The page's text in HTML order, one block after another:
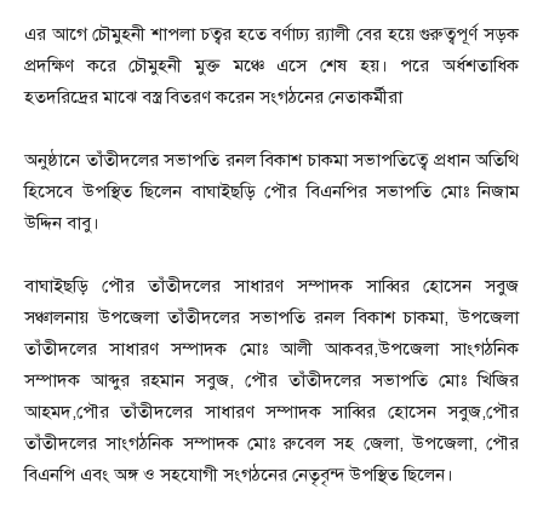
এর আগে চৌমুহনী শাপলা চত্বর হতে বর্ণাঢ্য র‍্যালী বের হয়ে গুরুত্বপূর্ণ সড়ক
প্রদক্ষিণ করে চৌমুহনী মুক্ত মঞ্চে এসে শেষ হয়। পরে অর্ধশতাধিক
হতদরিদ্রের মাঝে বস্ত্র বিতরণ করেন সংগঠনের নেতাকর্মীরা
অনুষ্ঠানে তাঁতীদলের সভাপতি রনল বিকাশ চাকমা সভাপতিত্বে প্রধান অতিথি
হিসেবে উপস্থিত ছিলেন বাঘাইছড়ি পৌর বিএনপির সভাপতি মোঃ নিজাম
উদ্দিন বাবু।
বাঘাইছড়ি পৌর তাঁতীদলের সাধারণ সম্পাদক সাব্বির হোসেন সবুজ
সঞ্চালনায় উপজেলা তাঁতীদলের সভাপতি রনল বিকাশ চাকমা, উপজেলা
তাঁতীদলের সাধারণ সম্পাদক মোঃ আলী আকবর,উপজেলা সাংগঠনিক
সম্পাদক আব্দুর রহমান সবুজ, পৌর তাঁতীদলের সভাপতি মোঃ খিজির
আহমদ,পৌর তাঁতীদলের সাধারণ সম্পাদক সাব্বির হোসেন সবুজ,পৌর
তাঁতীদলের সাংগঠনিক সম্পাদক মোঃ রুবেল সহ জেলা, উপজেলা, পৌর
বিএনপি এবং অঙ্গ ও সহযোগী সংগঠনের নেতৃবৃন্দ উপস্থিত ছিলেন।